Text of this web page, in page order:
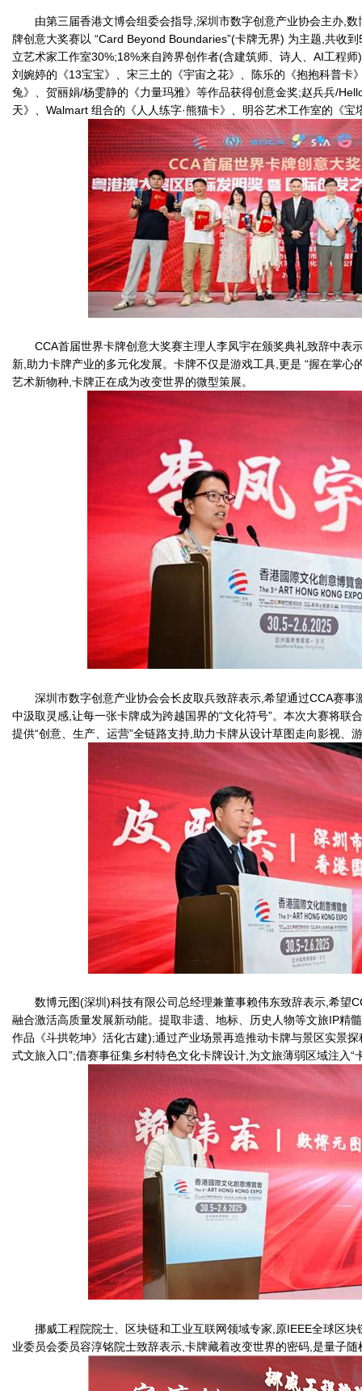
由第三届香港文博会组委会指导,深圳市数字创意产业协会主办,
牌创意大奖赛以 “Card Beyond Boundaries”(卡牌无界) 为主题,共收
立艺术家工作室30%;18%来自跨界创作者(含建筑师、诗人、AI工程
刘婉婷的《13宝宝》、宋三土的《宇宙之花》、陈乐的《抱抱科普卡
兔》、贺丽娟/杨雯静的《力量玛雅》等作品获得创意金奖;赵兵兵/
天》、Walmart 组合的《人人练字·熊猫卡》、明谷艺术工作室的《
CCA首届世界卡牌创意大奖赛主理人李凤宇在颁奖典礼致辞中表
新,助力卡牌产业的多元化发展。卡牌不仅是游戏工具,更是 “握在掌心
艺术新物种,卡牌正在成为改变世界的微型策展。
深圳市数字创意产业协会会长皮取兵致辞表示,希望通过CCA赛事
中汲取灵感,让每一张卡牌成为跨越国界的“文化符号”。本次大赛将联
提供“创意、生产、运营”全链路支持,助力卡牌从设计草图走向影视、
数博元图(深圳)科技有限公司总经理兼董事赖伟东致辞表示,希望
融合激活高质量发展新动能。提取非遗、地标、历史人物等文旅IP精
作品《斗拱乾坤》活化古建);通过产业场景再造推动卡牌与景区实景
式文旅入口”;借赛事征集乡村特色文化卡牌设计,为文旅薄弱区域注入
挪威工程院院士、区块链和工业互联网领域专家,原IEEE全球区
业委员会委员容淳铭院士致辞表示,卡牌藏着改变世界的密码,是量子